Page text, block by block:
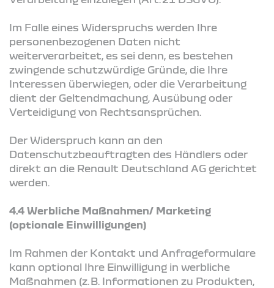
Im Falle eines Widerspruchs werden Ihre
personenbezogenen Daten nicht
weiterverarbeitet, es sei denn, es bestehen
zwingende schutzwürdige Gründe, die Ihre
Interessen überwiegen, oder die Verarbeitung
dient der Geltendmachung, Ausübung oder
Verteidigung von Rechtsansprüchen.
Der Widerspruch kann an den
Datenschutzbeauftragten des Händlers oder
direkt an die Renault Deutschland AG gerichtet
werden.
4.4 Werbliche Maßnahmen/ Marketing
(optionale Einwilligungen)
Im Rahmen der Kontakt und Anfrageformulare
kann optional Ihre Einwilligung in werbliche
Maßnahmen (z. B. Informationen zu Produkten,